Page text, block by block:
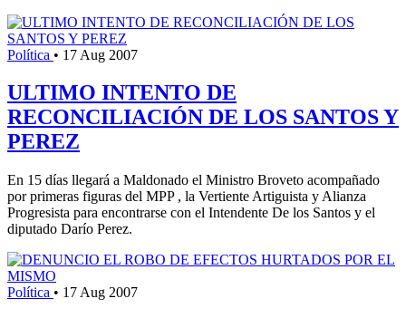
Política • 17 Aug 2007
ULTIMO INTENTO DE
RECONCILIACIÓN DE LOS SANTOS Y
PEREZ
En 15 días llegará a Maldonado el Ministro Broveto acompañado
por primeras figuras del MPP , la Vertiente Artiguista y Alianza
Progresista para encontrarse con el Intendente De los Santos y el
diputado Darío Perez.
Política • 17 Aug 2007